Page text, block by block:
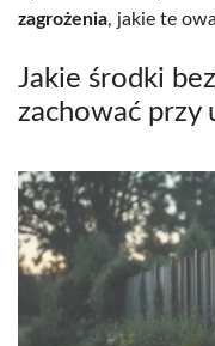
zagrożenia, jakie te
Jakie środki
zachować przy